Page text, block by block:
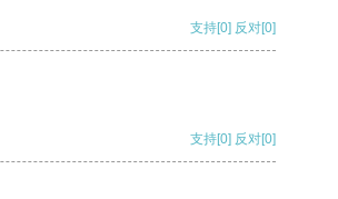
支持[0] 反对[0]
支持[0] 反对[0]